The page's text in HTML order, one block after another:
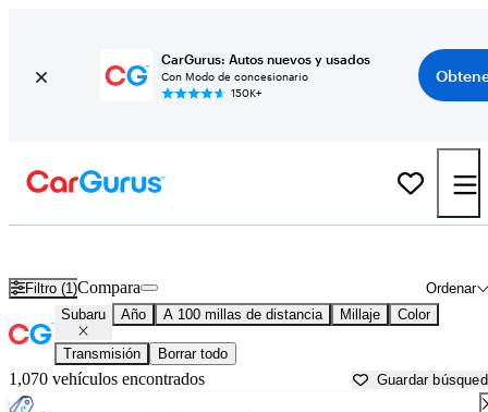
CarGurus: Autos nuevos y usados
Con Modo de concesionario
150K+
Filtro (1) Ordenar
Compara
Subaru Año A 100 millas de distancia Millaje Color
Transmisión Borrar todo
1,070 vehículos encontrados Guardar